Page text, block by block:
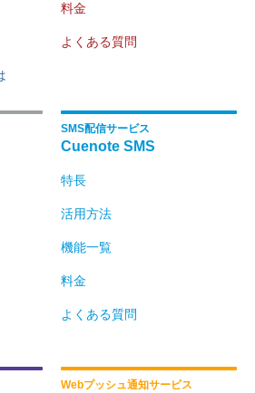
料金
よくある質問
SMS配信サービス
Cuenote SMS
特長
活用方法
機能一覧
料金
よくある質問
Webプッシュ通知サービス